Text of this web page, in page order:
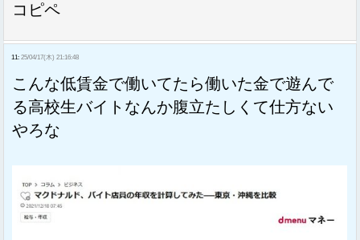
コピペ
11: 25/04/17(木) 21:16:48
こんな低賃金で働いてたら働いた金で遊んで
る高校生バイトなんか腹立たしくて仕方ない
やろな